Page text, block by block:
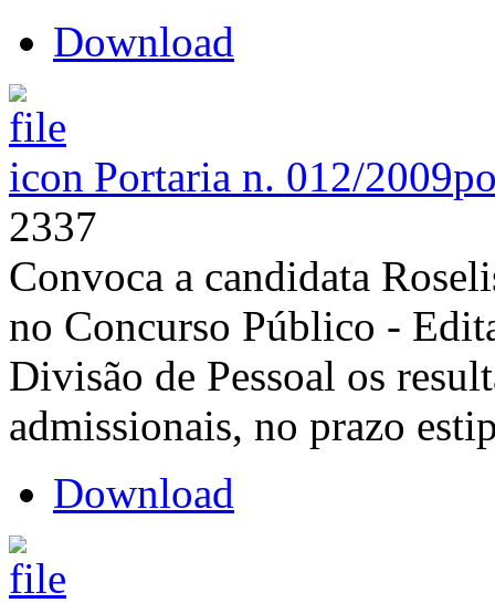
Download
Portaria n. 012/2009
2337
Convoca a candidata
no Concurso Público -
Divisão de Pessoal os
admissionais, no prazo
Download